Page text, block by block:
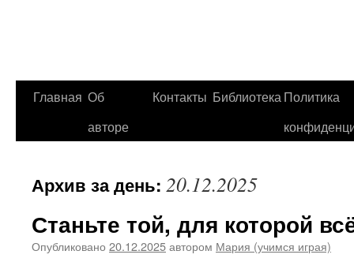
Перейти
Главная Об
авторе
Контакты Библиотека Политика
Архив за день: 20.12.2025
Станьте той, для которой
Опубликовано 20.12.2025автором Мария (учимся играя)